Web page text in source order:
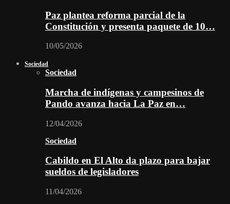
Paz plantea reforma parcial de la
Constitución y presenta paquete de 10…
10/05/2026
Sociedad
Sociedad
Marcha de indígenas y campesinos de
Pando avanza hacia La Paz en…
12/04/2026
Sociedad
Cabildo en El Alto da plazo para bajar
sueldos de legisladores
11/04/2026